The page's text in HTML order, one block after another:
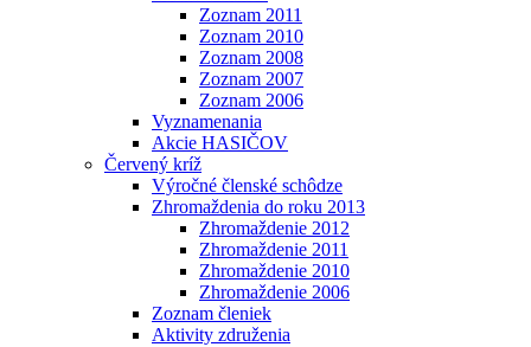
Zoznam 2011
Zoznam 2010
Zoznam 2008
Zoznam 2007
Zoznam 2006
Vyznamenania
Akcie HASIČOV
Červený kríž
Výročné členské schôdze
Zhromaždenia do roku 2013
Zhromaždenie 2012
Zhromaždenie 2011
Zhromaždenie 2010
Zhromaždenie 2006
Zoznam členiek
Aktivity združenia